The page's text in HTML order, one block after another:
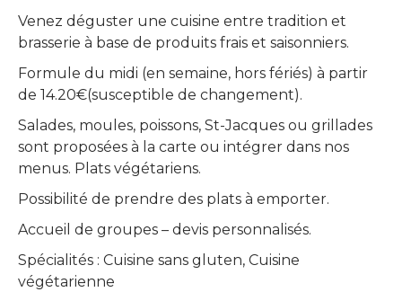
Venez déguster une cuisine entre tradition et
brasserie à base de produits frais et saisonniers.
Formule du midi (en semaine, hors fériés) à partir
de 14.20€(susceptible de changement).
Salades, moules, poissons, St-Jacques ou grillades
sont proposées à la carte ou intégrer dans nos
menus. Plats végétariens.
Possibilité de prendre des plats à emporter.
Accueil de groupes – devis personnalisés.
Spécialités : Cuisine sans gluten, Cuisine
végétarienne